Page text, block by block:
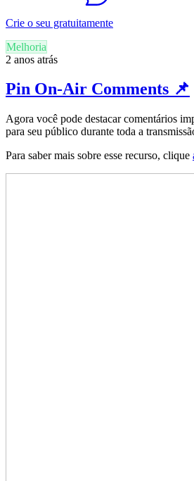
Crie o seu gratuitamente
Melhoria
2 anos atrás
Pin On-Air Comments 📌
Agora você pode destacar comentários
para seu público durante toda a
Para saber mais sobre esse recurso, clique